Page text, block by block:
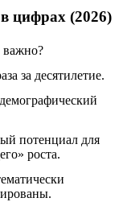
цифрах (2026)
важно?
за десятилетие.
потенциал для
роста.